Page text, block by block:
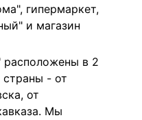
гипермаркет,
и магазин
расположены в 2
страны - от
от
Мы